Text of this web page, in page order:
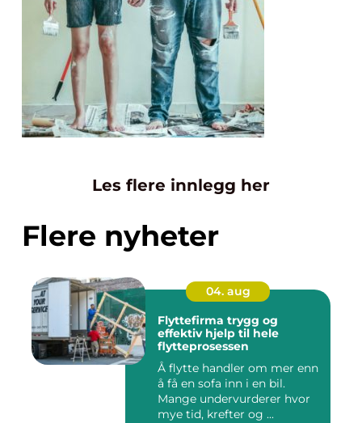
Les flere innlegg her
Flere nyheter
04. aug
Flyttefirma trygg og
effektiv hjelp til hele
flytteprosessen
Å flytte handler om mer enn
å få en sofa inn i en bil.
Mange undervurderer hvor
mye tid, krefter og ...